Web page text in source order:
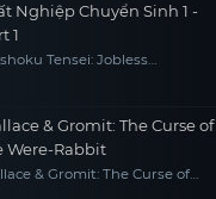
Nghiệp Chuyển Sinh 1 -
1
Tensei: Jobless
& Gromit: The Curse of
Were-Rabbit
& Gromit: The Curse of